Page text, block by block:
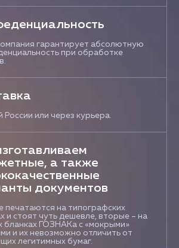
гарантирует абсолютную
при обработке
России или через курьера.
а также
документов
печатаются на типографских
и стоят чуть дешевле, вторые – на
бланках ГОЗНАКа с «мокрыми»
и их невозможно отличить от
легитимных бумаг.